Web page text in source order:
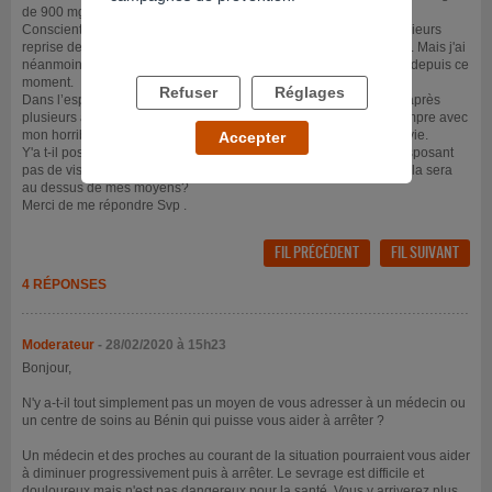
de 900 mg minimum en intervalle de 6 mois.
Conscient du dégât que ce médicament cause, j'ai essayer a plusieurs
reprise de me sevrer moi-même , ce qui a été toujours impossible. Mais j'ai
néanmoins puis retenu ma dose d'environ 900 mg plus ou moins depuis ce
moment.
Dans l’espoir de trouver une solution je suis tombé sur votre site après
plusieurs années de recherche d'un moyen pouvant m'aider a rompre avec
mon horrible quotidien , ce médicament qui a pris Control de ma vie.
Y'a t-il possibilité de me faire sevrer puisque je suis africain ne disposant
pas de visa et de moyen de payer les coûts du soins au cas ou cela sera
au dessus de mes moyens?
Merci de me répondre Svp .
FIL PRÉCÉDENT FIL SUIVANT
4 RÉPONSES
Moderateur - 28/02/2020 à 15h23
Bonjour,
N'y a-t-il tout simplement pas un moyen de vous adresser à un médecin ou
un centre de soins au Bénin qui puisse vous aider à arrêter ?
Un médecin et des proches au courant de la situation pourraient vous aider
à diminuer progressivement puis à arrêter. Le sevrage est difficile et
Refuser Réglages
Accepter